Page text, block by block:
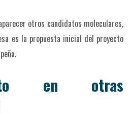
otros candidatos moleculares,
es la propuesta inicial del proyecto
en otras